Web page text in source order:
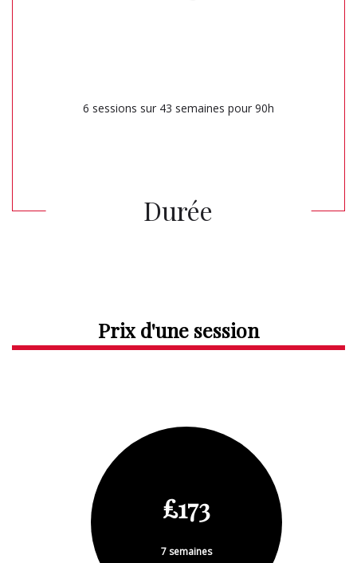
6 sessions sur 43 semaines pour 90h
Durée
Prix d'une session
£173
7 semaines